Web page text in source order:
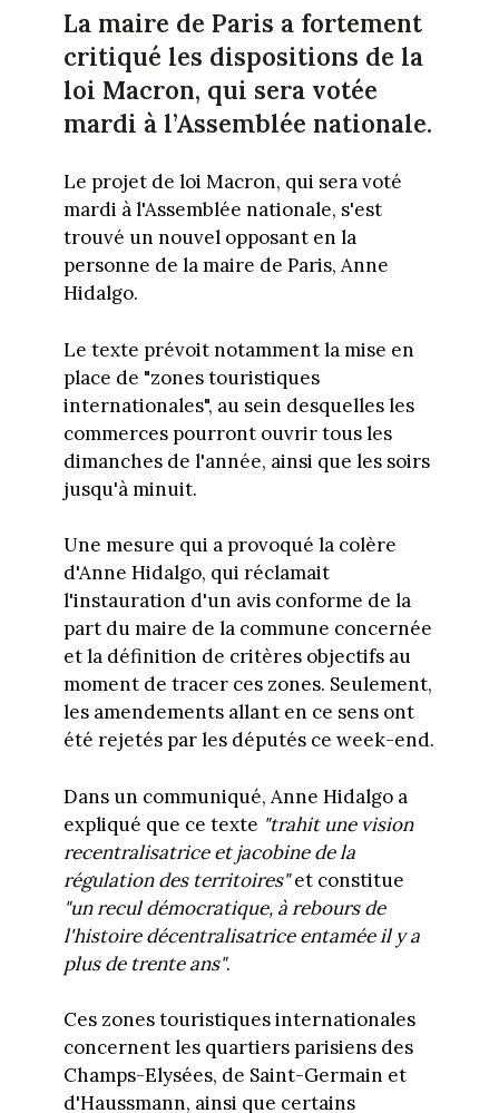
La maire de Paris a fortement
critiqué les dispositions de la
loi Macron, qui sera votée
mardi à l’Assemblée nationale.
Le projet de loi Macron, qui sera voté
mardi à l'Assemblée nationale, s'est
trouvé un nouvel opposant en la
personne de la maire de Paris, Anne
Hidalgo.
Le texte prévoit notamment la mise en
place de "zones touristiques
internationales", au sein desquelles les
commerces pourront ouvrir tous les
dimanches de l'année, ainsi que les soirs
jusqu'à minuit.
Une mesure qui a provoqué la colère
d'Anne Hidalgo, qui réclamait
l'instauration d'un avis conforme de la
part du maire de la commune concernée
et la définition de critères objectifs au
moment de tracer ces zones. Seulement,
les amendements allant en ce sens ont
été rejetés par les députés ce week-end.
Dans un communiqué, Anne Hidalgo a
expliqué que ce texte "trahit une vision
recentralisatrice et jacobine de la
régulation des territoires"et constitue
"un recul démocratique, à rebours de
l'histoire décentralisatrice entamée il y a
plus de trente ans".
Ces zones touristiques internationales
concernent les quartiers parisiens des
Champs-Elysées, de Saint-Germain et
d'Haussmann, ainsi que certains